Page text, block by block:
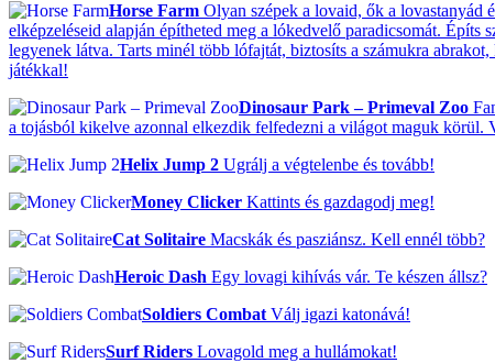
Horse Farm Olyan szépek a lovaid, ők a lovastanyád
elképzeléseid alapján építheted meg a lókedvelő paradicsomát.
legyenek látva. Tarts minél több lófajtát, biztosíts a számukra
játékkal!
Dinosaur Park – Primeval Zoo
a tojásból kikelve azonnal elkezdik felfedezni a világot maguk körül.
Helix Jump 2 Ugrálj a végtelenbe és tovább!
Money Clicker Kattints és gazdagodj meg!
Cat Solitaire Macskák és pasziánsz. Kell ennél több?
Heroic Dash Egy lovagi kihívás vár. Te készen állsz?
Soldiers Combat Válj igazi katonává!
Surf Riders Lovagold meg a hullámokat!